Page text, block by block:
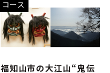
コース
福知山市の大江山“鬼伝